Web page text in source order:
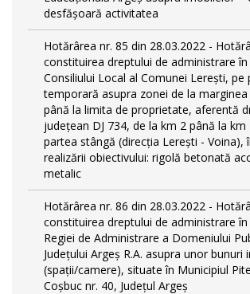
desfășoară activitatea
Hotărârea nr. 85 din 28.03.2022 -
constituirea dreptului de administrare
Consiliului Local al Comunei Lerești, pe
temporară asupra zonei de la marginea
până la limita de proprietate, aferentă
județean DJ 734, de la km 2 până la km
partea stângă (direcția Lerești - Voina),
realizării obiectivului: rigolă betonată
metalic
Hotărârea nr. 86 din 28.03.2022 -
constituirea dreptului de administrare
Regiei de Administrare a Domeniului
Județului Argeș R.A. asupra unor bunuri
(spații/camere), situate în Municipiul
Coșbuc nr. 40, Județul Argeș